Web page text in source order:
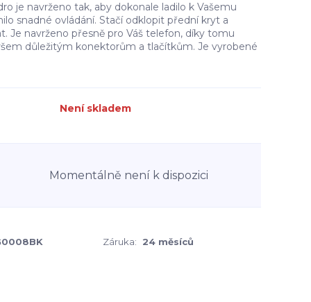
je navrženo tak, aby dokonale ladilo k Vašemu
snadné ovládání. Stačí odklopit přední kryt a
Je navrženo přesně pro Váš telefon, díky tomu
důležitým konektorům a tlačítkům. Je vyrobené
Není skladem
Momentálně není k dispozici
Záruka: 24 měsíců